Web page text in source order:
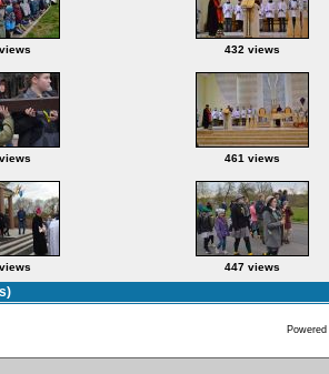
432 views
461 views
447 views